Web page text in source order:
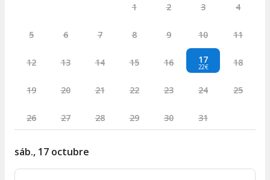
1 2 3 4
5 6 7 8 9 10 11
12 13 14 15 16 17
22€ 18
19 20 21 22 23 24 25
26 27 28 29 30 31
sáb., 17 octubre